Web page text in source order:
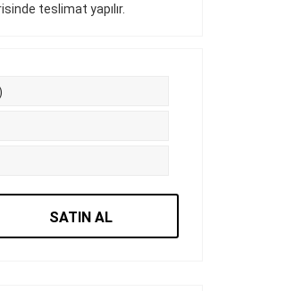
teslimat yapılır.
)
SATIN AL